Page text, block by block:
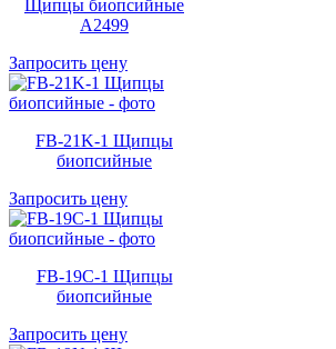
Щипцы биопсийные
A2499
Запросить цену
FB-21K-1 Щипцы
биопсийные
Запросить цену
FB-19C-1 Щипцы
биопсийные
Запросить цену